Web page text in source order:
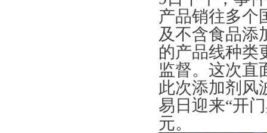
产品销往多个
及不含食品添
的产品线种类
监督。这次直
此次添加剂风
易日迎来“开
元。